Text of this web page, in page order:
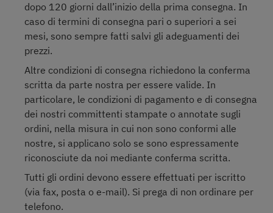
dopo 120 giorni dall’inizio della prima consegna. In
caso di termini di consegna pari o superiori a sei
mesi, sono sempre fatti salvi gli adeguamenti dei
prezzi.
Altre condizioni di consegna richiedono la conferma
scritta da parte nostra per essere valide. In
particolare, le condizioni di pagamento e di consegna
dei nostri committenti stampate o annotate sugli
ordini, nella misura in cui non sono conformi alle
nostre, si applicano solo se sono espressamente
riconosciute da noi mediante conferma scritta.
Tutti gli ordini devono essere effettuati per iscritto
(via fax, posta o e-mail). Si prega di non ordinare per
telefono.